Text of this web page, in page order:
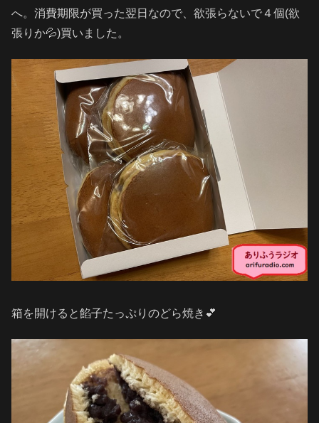
へ。消費期限が買った翌日なので、欲張らないで４個(欲
張りか💦)買いました。
箱を開けると餡子たっぷりのどら焼き💕